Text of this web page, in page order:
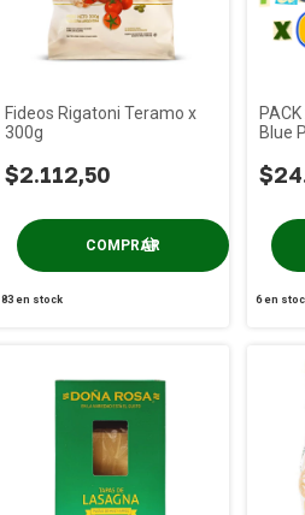
Fideos Rigatoni Teramo x
300g
$2.112,50
83en stock
Blue
6en